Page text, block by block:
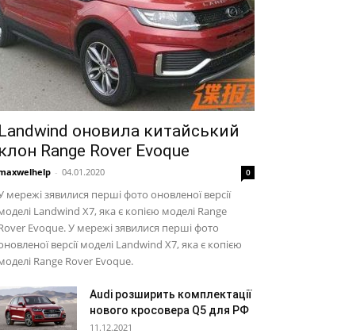
Landwind оновила китайський
клон Range Rover Evoque
- 04.01.2020 0
мережі зявилися перші фото оновленої версії
Landwind X7, яка є копією моделі Range
Evoque. У мережі зявилися перші фото
версії моделі Landwind X7, яка є копією
Range Rover Evoque.
Audi розширить комплектації
нового кросовера Q5 для РФ
11.12.2021